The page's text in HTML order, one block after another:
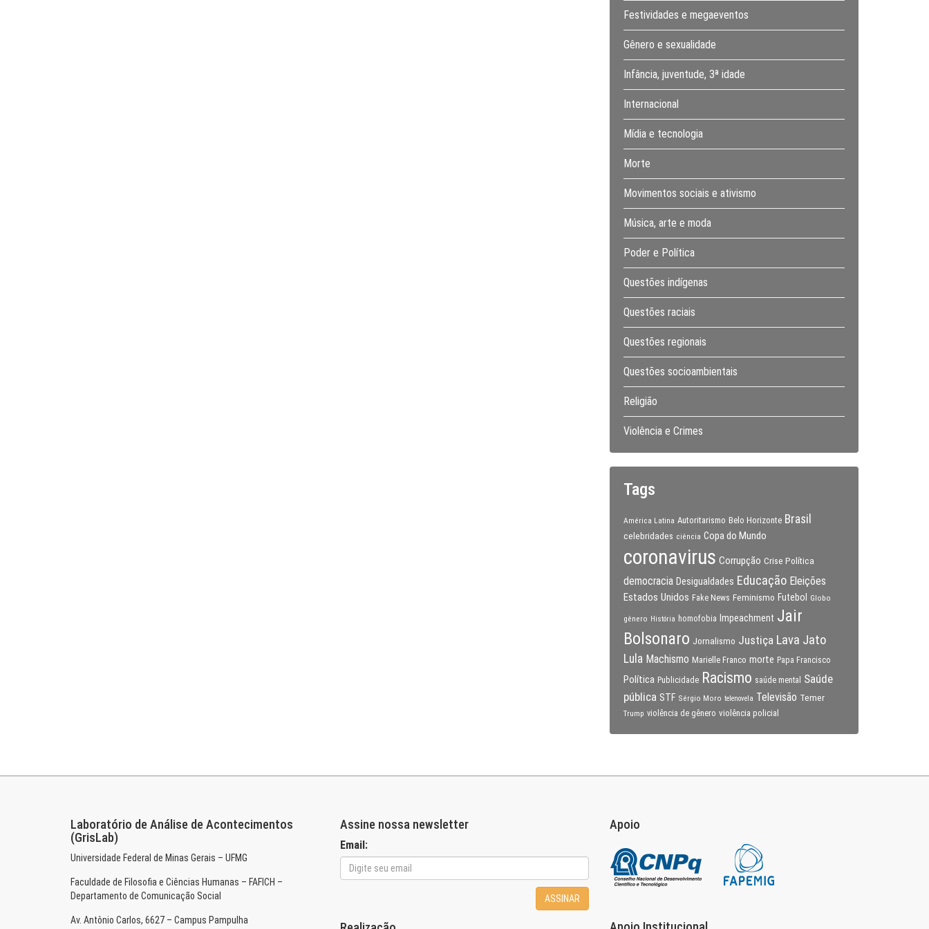
Festividades e megaeventos
Gênero e sexualidade
Infância, juventude, 3ª idade
Internacional
Mídia e tecnologia
Morte
Movimentos sociais e ativismo
Música, arte e moda
Poder e Política
Questões indígenas
Questões raciais
Questões regionais
Questões socioambientais
Religião
Violência e Crimes
Tags
América Latina Autoritarismo Belo Horizonte Brasil
celebridades ciência Copa do Mundo
coronavirus Corrupção Crise Política
democracia Desigualdades Educação Eleições
Estados Unidos Fake News Feminismo Futebol Globo
gênero História homofobia Impeachment Jair
Bolsonaro Jornalismo Justiça Lava Jato
Lula Machismo Marielle Franco morte Papa Francisco
Política Publicidade Racismo saúde mental
Saúde
pública STF Sérgio Moro telenovela Televisão Temer
Trump violência de gênero violência policial
Laboratório de Análise de Acontecimentos
(GrisLab)
Universidade Federal de Minas Gerais – UFMG
Faculdade de Filosofia e Ciências Humanas – FAFICH –
Departamento de Comunicação Social
Av. Antônio Carlos, 6627 – Campus Pampulha
Assine nossa newsletter
Email:
ASSINAR
Apoio